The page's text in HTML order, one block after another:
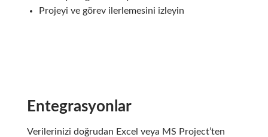
Projeyi ve görev ilerlemesini izleyin
Entegrasyonlar
Verilerinizi doğrudan Excel veya MS Project’ten